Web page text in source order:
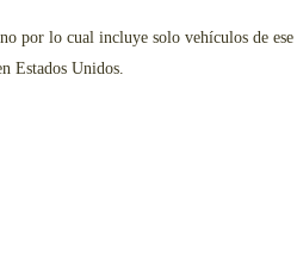
por lo cual incluye solo vehículos de
Estados Unidos.